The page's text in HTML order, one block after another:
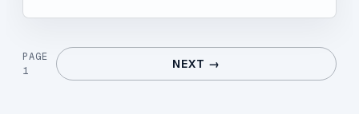
PAGE
1
NEXT →